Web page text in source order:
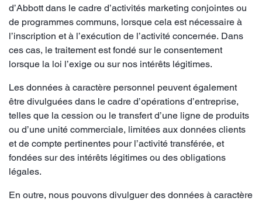
d’Abbott dans le cadre d’activités marketing conjointes ou
de programmes communs, lorsque cela est nécessaire à
l’inscription et à l’exécution de l’activité concernée. Dans
ces cas, le traitement est fondé sur le consentement
lorsque la loi l’exige ou sur nos intérêts légitimes.
Les données à caractère personnel peuvent également
être divulguées dans le cadre d’opérations d’entreprise,
telles que la cession ou le transfert d’une ligne de produits
ou d’une unité commerciale, limitées aux données clients
et de compte pertinentes pour l’activité transférée, et
fondées sur des intérêts légitimes ou des obligations
légales.
En outre, nous pouvons divulguer des données à caractère